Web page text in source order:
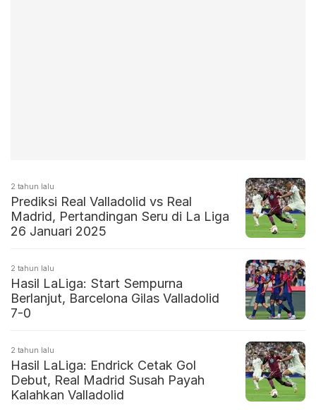
2 tahun lalu
Prediksi Real Valladolid vs Real
Madrid, Pertandingan Seru di La Liga
26 Januari 2025
2 tahun lalu
Hasil LaLiga: Start Sempurna
Berlanjut, Barcelona Gilas Valladolid
7-0
2 tahun lalu
Hasil LaLiga: Endrick Cetak Gol
Debut, Real Madrid Susah Payah
Kalahkan Valladolid